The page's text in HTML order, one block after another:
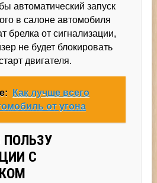
автоматический запуск
в салоне автомобиля
брелка от сигнализации,
не будет блокировать
двигателя.
Как лучше всего
от угона
С